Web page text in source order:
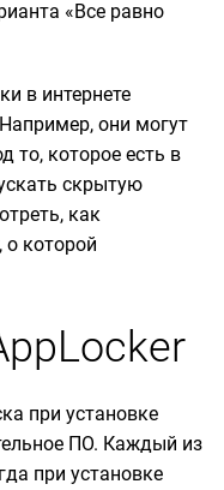
«Все равно
в интернете
они могут
то, которое есть в
скрытую
как
о которой
при установке
ПО. Каждый из
при установке